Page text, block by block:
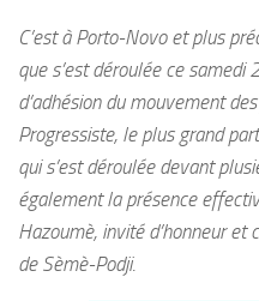
C’est à Porto-Novo et plus
que s’est déroulée ce
d’adhésion du mouvement
Progressiste, le plus grand
qui s’est déroulée devant
également la présence
Hazoumè, invité d’honneur et
de Sèmè-Podji.